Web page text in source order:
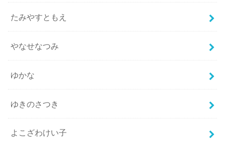
たみやすともえ
やなせなつみ
ゆかな
ゆきのさつき
よこざわけい子